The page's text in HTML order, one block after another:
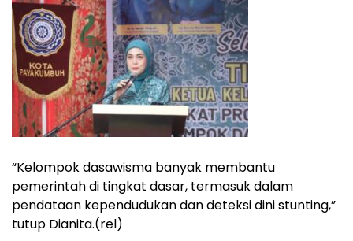
“Kelompok dasawisma banyak membantu
pemerintah di tingkat dasar, termasuk dalam
pendataan kependudukan dan deteksi dini stunting,”
tutup Dianita.(rel)